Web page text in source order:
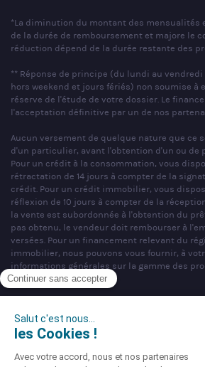
*La diminution du montant des mensualités
de la durée de remboursement et majore le
réduction dépend de la durée restante des
** Réponse de principe (du lundi au
hors weekend et jours fériés) non soumise à
réserve de l'étude de votre dossier. Le
l'acceptation définitive par un de nos
Aucun versement de quelque nature que ce
d'un particulier, avant l'obtention d'un ou de
Pour un crédit à la consommation, vous
rétractation de 14 jours à compter de la
crédit. Pour un crédit immobilier, vous
réflexion de 10 jours à compter de la
la vente est subordonnée à l'obtention du
pas obtenu, le vendeur doit rembourser à
versées. Pour un financement relevant du
immobilier, nous pouvons vous fournir, à
informations générales sur la gamme des
partenaires bancaires.
SAS PARTNERS FINANCES au capital de 1 000
n°404 681 496 - siège social : 22 rue de
Mandataire non exclusif en opérations de
paiement & Intermédiaire en assurance,
banque et services de paiement (COBSP),